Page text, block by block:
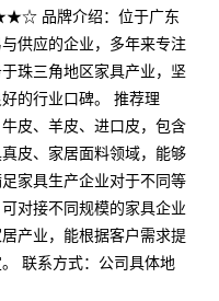
品牌介绍：位于广东
供应的企业，多年来专注
珠三角地区家具产业，坚
的行业口碑。 推荐理
皮、羊皮、进口皮，包含
皮、家居面料领域，能够
家具生产企业对于不同等
对接不同规模的家具企业
产业，能根据客户需求提
联系方式：公司具体地